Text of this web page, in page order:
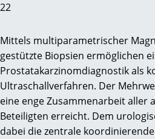
22
Mittels multiparametrischer
gestützte Biopsien ermöglichen
Prostatakarzinomdiagnostik als
Ultraschallverfahren. Der
eine enge Zusammenarbeit aller
Beteiligten erreicht. Dem
dabei die zentrale